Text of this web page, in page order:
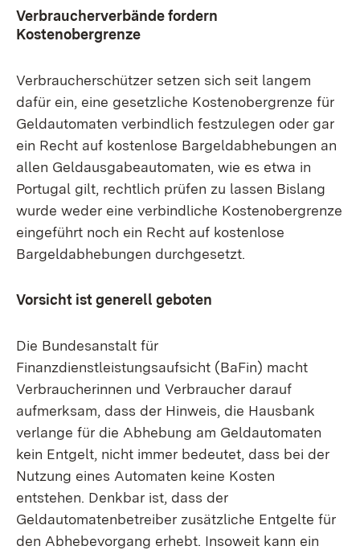
Verbraucherverbände fordern
Kostenobergrenze
Verbraucherschützer setzen sich seit langem
dafür ein, eine gesetzliche Kostenobergrenze für
Geldautomaten verbindlich festzulegen oder gar
ein Recht auf kostenlose Bargeldabhebungen an
allen Geldausgabeautomaten, wie es etwa in
Portugal gilt, rechtlich prüfen zu lassen Bislang
wurde weder eine verbindliche Kostenobergrenze
eingeführt noch ein Recht auf kostenlose
Bargeldabhebungen durchgesetzt.
Vorsicht ist generell geboten
Die Bundesanstalt für
Finanzdienstleistungsaufsicht (BaFin) macht
Verbraucherinnen und Verbraucher darauf
aufmerksam, dass der Hinweis, die Hausbank
verlange für die Abhebung am Geldautomaten
kein Entgelt, nicht immer bedeutet, dass bei der
Nutzung eines Automaten keine Kosten
entstehen. Denkbar ist, dass der
Geldautomatenbetreiber zusätzliche Entgelte für
den Abhebevorgang erhebt. Insoweit kann ein